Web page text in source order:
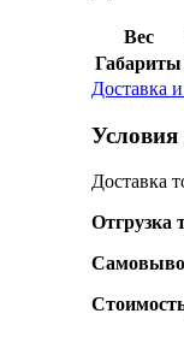
Вес
Габариты
Доставка
Условия
Доставка
Отгрузка